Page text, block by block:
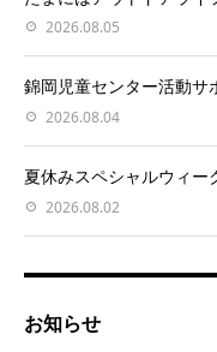
2026.08.05
錦岡児童センター活動サ
2026.08.04
夏休みスペシャルウィー
2026.08.02
お知らせ